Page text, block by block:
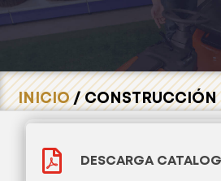
INICIO/ CONSTRUCCIÓN
 DESCARGA